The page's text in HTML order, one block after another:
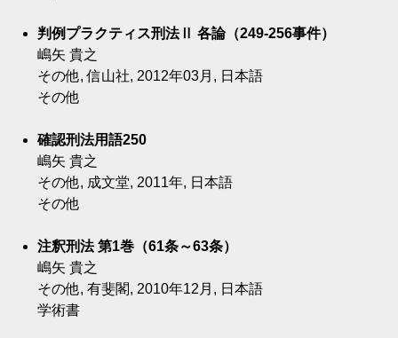
判例プラクティス刑法Ⅱ 各論（249-256事件）
嶋矢 貴之
その他, 信山社, 2012年03月, 日本語
その他
確認刑法用語250
嶋矢 貴之
その他, 成文堂, 2011年, 日本語
その他
注釈刑法 第1巻（61条～63条）
嶋矢 貴之
その他, 有斐閣, 2010年12月, 日本語
学術書